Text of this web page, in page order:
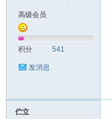
坛
高级会员
积分 541
发消息
伫立